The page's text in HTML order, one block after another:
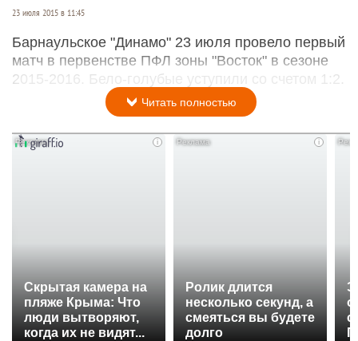
23 июля 2015 в 11:45
Барнаульское "Динамо" 23 июля провело первый
матч в первенстве ПФЛ зоны "Восток" в сезоне
2015-2016. Бело-голубые уступили со счетом 1:2.
Читать полностью
i
Скрытая камера на
пляже Крыма: Что
люди вытворяют,
когда их не видят...
i
Ролик длится
несколько секунд, а
смеяться вы будете
долго